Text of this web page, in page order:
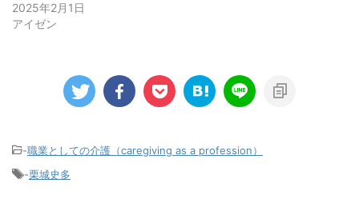
2025年2月1日
アイゼン
-職業としての介護（caregiving as a profession）
-栗城史多